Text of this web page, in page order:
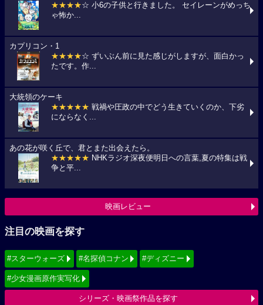
★★★★☆ 小6の子供と行きました。 セイレーンがめっち
ゃ怖か...
カプリコン・1
★★★★☆ ずいぶん前に見た感じがしますが、面白かっ
たです。作...
大統領のケーキ
★★★★★ 戦禍や圧政の中でどう生きていくのか、下劣
にならなく...
あの花が咲く丘で、君とまた出会えたら。
★★★★★ NHKラジオ深夜便明日への言葉,夏の特集は戦
争と平...
映画レビュー
注目の映画を探す
#スターウォーズ #名探偵コナン #ディズニー
#少女漫画原作実写化
シリーズ・映画祭作品を探す